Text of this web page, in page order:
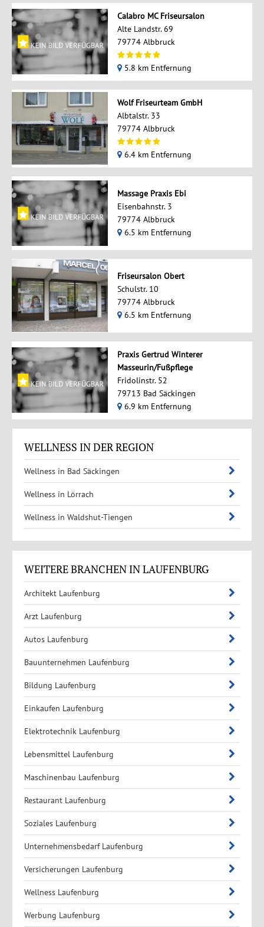
Calabro MC Friseursalon
Alte Landstr. 69
79774 Albbruck
5.8 km Entfernung
Wolf Friseurteam GmbH
Albtalstr. 33
79774 Albbruck
6.4 km Entfernung
Massage Praxis Ebi
Eisenbahnstr. 3
79774 Albbruck
6.5 km Entfernung
Friseursalon Obert
Schulstr. 10
79774 Albbruck
6.5 km Entfernung
Praxis Gertrud Winterer
Masseurin/Fußpflege
Fridolinstr. 52
79713 Bad Säckingen
6.9 km Entfernung
WELLNESS IN DER REGION
Wellness in Bad Säckingen
Wellness in Lörrach
Wellness in Waldshut-Tiengen
WEITERE BRANCHEN IN LAUFENBURG
Architekt Laufenburg
Arzt Laufenburg
Autos Laufenburg
Bauunternehmen Laufenburg
Bildung Laufenburg
Einkaufen Laufenburg
Elektrotechnik Laufenburg
Lebensmittel Laufenburg
Maschinenbau Laufenburg
Restaurant Laufenburg
Soziales Laufenburg
Unternehmensbedarf Laufenburg
Versicherungen Laufenburg
Wellness Laufenburg
Werbung Laufenburg